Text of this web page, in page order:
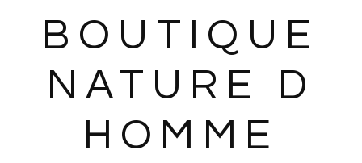
BOUTIQUE
NATURE D
HOMME